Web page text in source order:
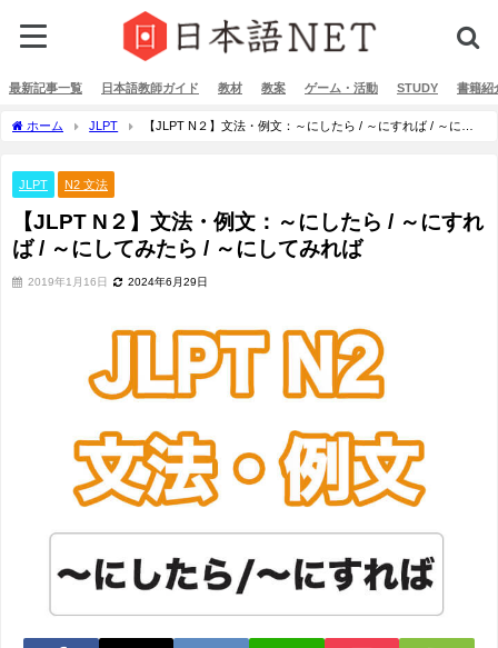
最新記事一覧 日本語教師ガイド 教材 教案 ゲーム・活動 STUDY 書籍紹
ホーム JLPT
【JLPT N２】文法・例文：～にしたら / ～にすれば / ～にし
JLPT N2 文法
【JLPT N２】文法・例文：～にしたら / ～にすれ
ば / ～にしてみたら / ～にしてみれば
2019年1月16日 2024年6月29日